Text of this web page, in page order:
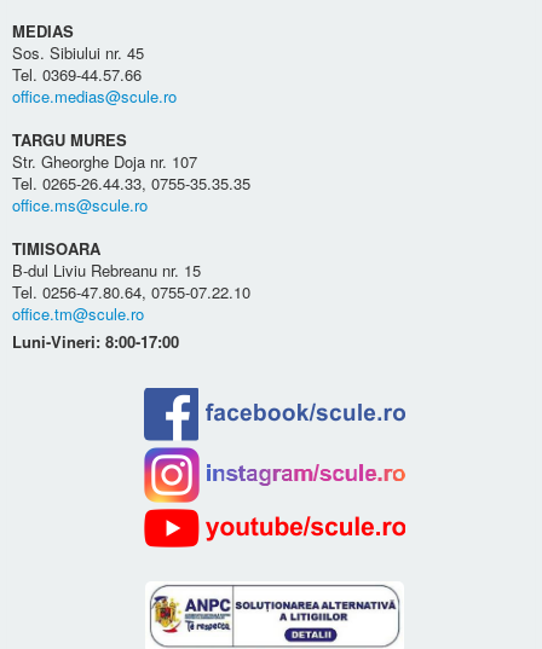
MEDIAS
Sos. Sibiului nr. 45
Tel. 0369-44.57.66
office.medias@scule.ro
TARGU MURES
Str. Gheorghe Doja nr. 107
Tel. 0265-26.44.33, 0755-35.35.35
office.ms@scule.ro
TIMISOARA
B-dul Liviu Rebreanu nr. 15
Tel. 0256-47.80.64, 0755-07.22.10
office.tm@scule.ro
Luni-Vineri: 8:00-17:00